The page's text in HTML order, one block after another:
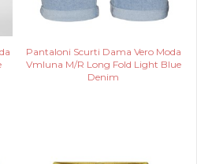
Pantaloni Scurti Dama Vero Moda
Vmluna M/R Long Fold Light Blue
Denim